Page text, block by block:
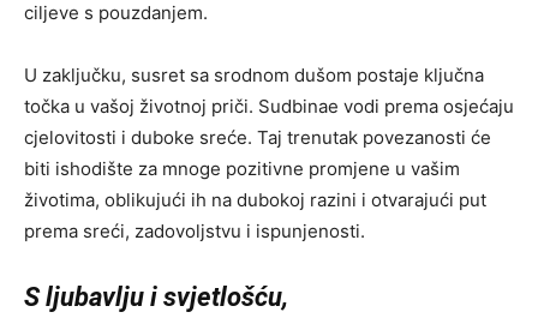
ciljeve s pouzdanjem.
U zaključku, susret sa srodnom dušom postaje ključna
točka u vašoj životnoj priči. Sudbinae vodi prema osjećaju
cjelovitosti i duboke sreće. Taj trenutak povezanosti će
biti ishodište za mnoge pozitivne promjene u vašim
životima, oblikujući ih na dubokoj razini i otvarajući put
prema sreći, zadovoljstvu i ispunjenosti.
S ljubavlju i svjetlošću,